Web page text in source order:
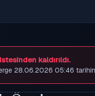
kaldırıldı.
28.06.2026 05:46